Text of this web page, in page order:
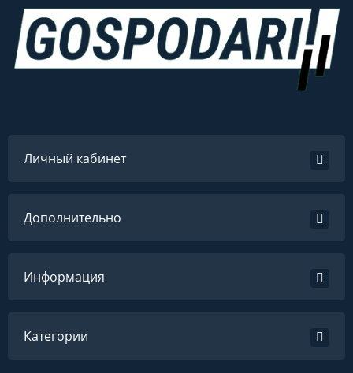
Личный кабинет
Дополнительно
Информация
Категории